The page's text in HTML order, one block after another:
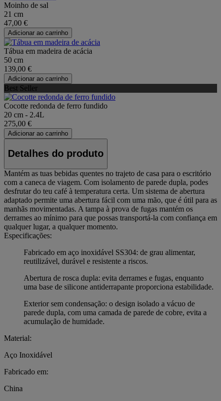
Moinho de sal
21 cm
47,00 €
Adicionar ao carrinho
Tábua em madeira de acácia
50 cm
139,00 €
Adicionar ao carrinho
Best Seller
Cocotte redonda de ferro fundido
20 cm - 2.4L
275,00 €
Adicionar ao carrinho
Detalhes do produto
Mantém as tuas bebidas quentes no trajeto de casa para o escritório
com a caneca de viagem. Com isolamento de parede dupla, podes
desfrutar do teu café à temperatura certa. Um sistema de abertura
adaptado permite uma abertura fácil com uma mão, que é útil para as
manhãs movimentadas. A tampa à prova de fugas mantém os
derrames ao mínimo para que possas transportá-la com confiança em
qualquer lugar, a qualquer momento.
Especificações:
Fabricado em aço inoxidável SS304: de grau alimentar,
reutilizável, durável e resistente a riscos.
Abertura de rosca dupla: evita derrames e fugas, enquanto
uma base de silicone antiderrapante proporciona estabilidade.
Exterior sem condensação: o design isolado a vácuo de
parede dupla, com uma camada de parede de cobre, evita a
acumulação de humidade.
Material:
Aço Inoxidável
Fabricado em:
China